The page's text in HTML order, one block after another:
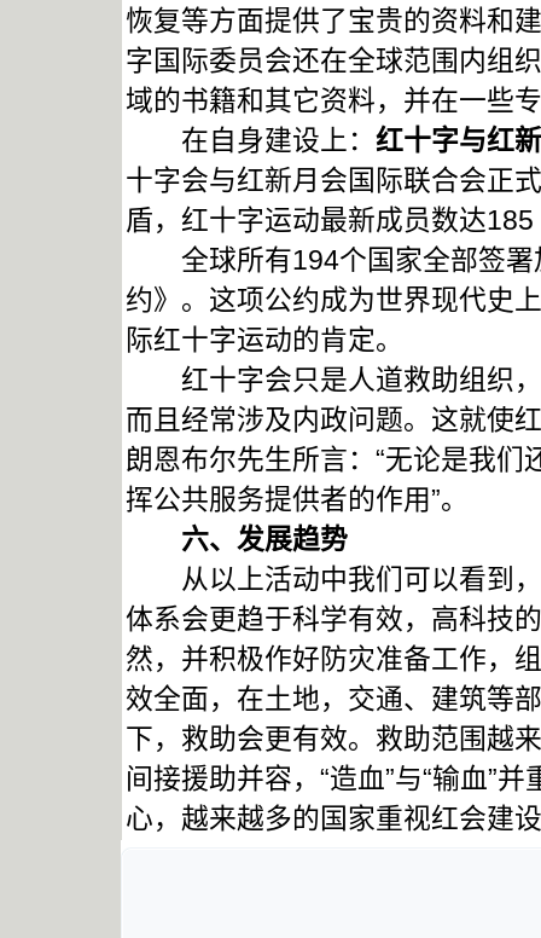
恢复等方面提供了宝贵的资料和
字国际委员会还在全球范围内组
域的书籍和其它资料，并在一些
在自身建设上： 红十字与红
十字会与红新月会国际联合会正
盾，红十字运动最新成员数达185
全球所有194个国家全部签署
约》。这项公约成为世界现代史
际红十字运动的肯定。
红十字会只是人道救助组织，
而且经常涉及内政问题。这就使
朗恩布尔先生所言：“无论是我
挥公共服务提供者的作用”。
六、发展趋势
从以上活动中我们可以看到，
体系会更趋于科学有效，高科技
然，并积极作好防灾准备工作，
效全面，在土地，交通、建筑等
下，救助会更有效。救助范围越
间接援助并容，“造血”与“输血”
心，越来越多的国家重视红会建